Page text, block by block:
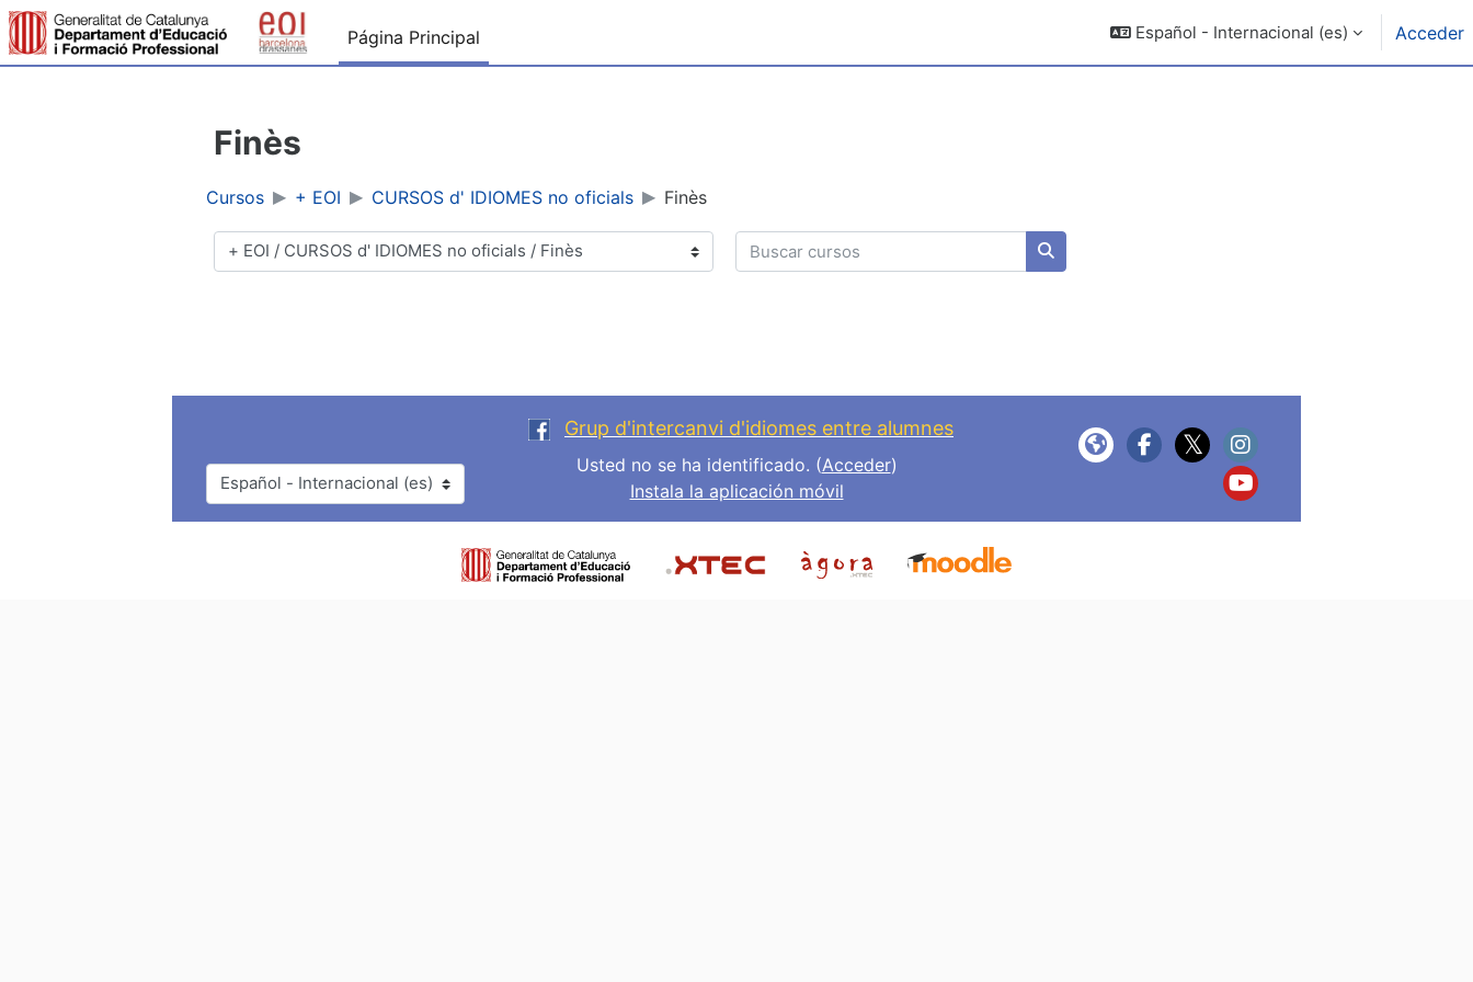
Salta al contenido principal
Página Principal
Español - Internacional ‎(es)‎ Acceder
Finès
Cursos + EOI CURSOS d' IDIOMES no oficials Finès
Categorías
Buscar cursos
Buscar cursos
Idioma
Grup d'intercanvi d'idiomes entre alumnes
Usted no se ha identificado. (Acceder)
Instala la aplicación móvil